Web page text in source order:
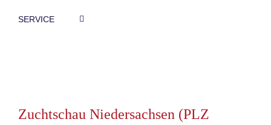
SERVICE
Zuchtschau Niedersachsen (PLZ